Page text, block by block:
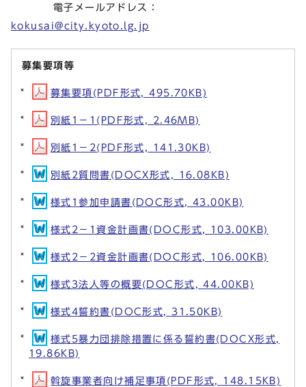
電子メールアドレス：
kokusai@city.kyoto.lg.jp
募集要項等
募集要項(PDF形式, 495.70KB)
別紙1－1(PDF形式, 2.46MB)
別紙1－2(PDF形式, 141.30KB)
別紙2質問書(DOCX形式, 16.08KB)
様式1参加申請書(DOC形式, 43.00KB)
様式2－1資金計画書(DOC形式, 103.00KB)
様式2－2資金計画書(DOC形式, 106.00KB)
様式3法人等の概要(DOC形式, 44.00KB)
様式4誓約書(DOC形式, 31.50KB)
様式5暴力団排除措置に係る誓約書(DOCX形式,
19.86KB)
斡旋事業者向け補足事項(PDF形式, 148.15KB)